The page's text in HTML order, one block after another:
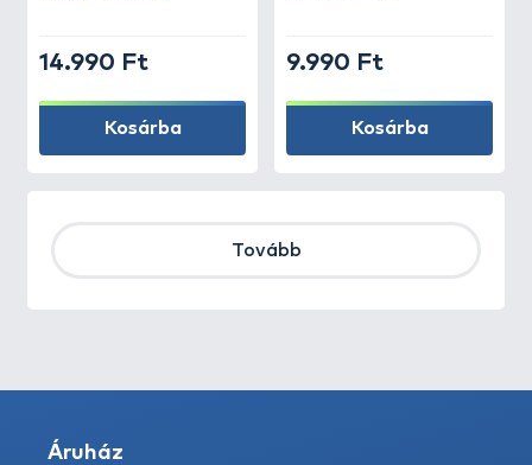
14.990 Ft
Kosárba
9.990 Ft
Kosárba
Tovább
Áruház